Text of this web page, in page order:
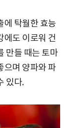
에 탁월한 효능
에도 이로워 건
만들 때는 토마
으며 양파와 파
있다.